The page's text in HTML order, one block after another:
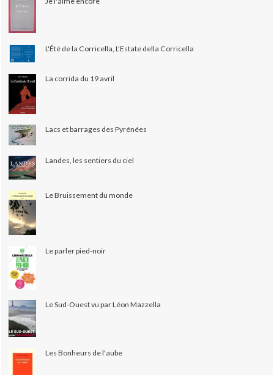
L'Été de la Corricella, L'Estate della Corricella
La corrida du 19 avril
Lacs et barrages des Pyrénées
Landes, les sentiers du ciel
Le Bruissement du monde
Le parler pied-noir
Le Sud-Ouest vu par Léon Mazzella
Les Bonheurs de l'aube